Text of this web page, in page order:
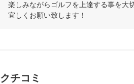
楽しみながらゴルフを上達する事を大
宜しくお願い致します！
クチコミ